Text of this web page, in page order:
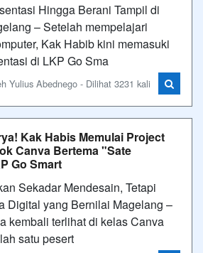
Hingga Berani Tampil di
– Setelah mempelajari
Kak Habib kini memasuki
di LKP Go Sma
Yulius Abednego - Dilihat 3231 kali
Kak Habis Memulai Project
Canva Bertema "Sate
Go Smart
Sekadar Mendesain, Tetapi
Digital yang Bernilai Magelang –
kembali terlihat di kelas Canva
satu pesert